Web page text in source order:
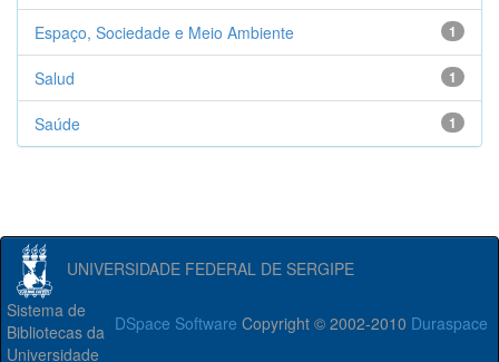
1
Espaço, Sociedade e Meio Ambiente
1
Salud
1
Saúde
UNIVERSIDADE FEDERAL DE SERGIPE
DSpace Software Copyright © 2002-2010 Duraspace
Sistema de
Bibliotecas da
Universidade